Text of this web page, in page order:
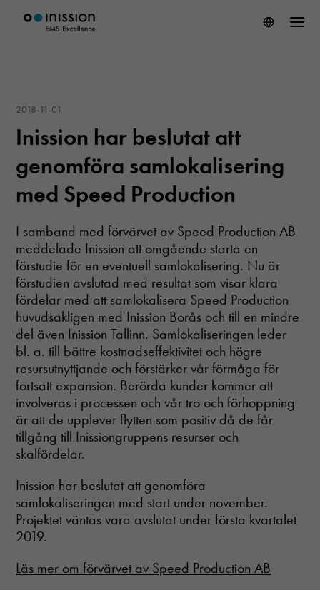
2018-11-01
Inission har beslutat att
genomföra samlokalisering
med Speed Production
I samband med förvärvet av Speed Production AB
meddelade Inission att omgående starta en
förstudie för en eventuell samlokalisering. Nu är
förstudien avslutad med resultat som visar klara
fördelar med att samlokalisera Speed Production
huvudsakligen med Inission Borås och till en mindre
del även Inission Tallinn. Samlokaliseringen leder
bl. a. till bättre kostnadseffektivitet och högre
resursutnyttjande och förstärker vår förmåga för
fortsatt expansion. Berörda kunder kommer att
involveras i processen och vår tro och förhoppning
är att de upplever flytten som positiv då de får
tillgång till Inissiongruppens resurser och
skalfördelar.
Inission har beslutat att genomföra
samlokaliseringen med start under november.
Projektet väntas vara avslutat under första kvartalet
2019.
Läs mer om förvärvet av Speed Production AB